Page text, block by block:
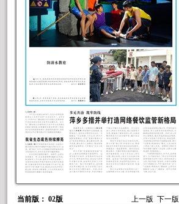
当前版： 02版 上一版 下一版